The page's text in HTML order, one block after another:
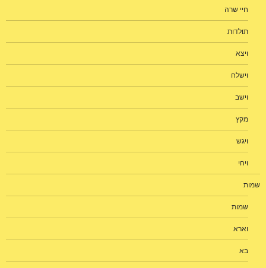
חיי שרה
תולדות
ויצא
וישלח
וישב
מקץ
ויגש
ויחי
שמות
שמות
וארא
בא